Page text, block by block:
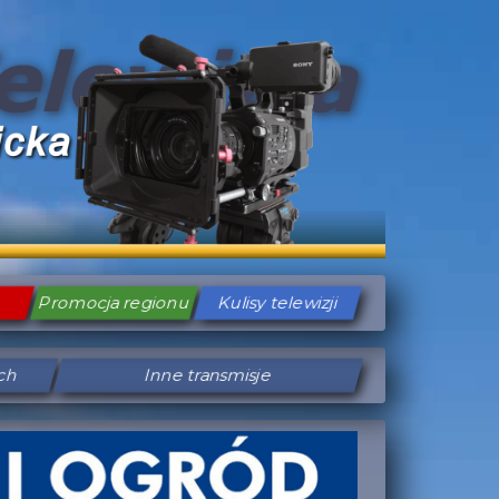
Promocja regionu Kulisy telewizji
Inne transmisje